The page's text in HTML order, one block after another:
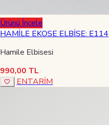
Ürünü İncele
HAMİLE EKOSE ELBİSE: E114
Hamile Elbisesi
990,00 TL
ENTARİM